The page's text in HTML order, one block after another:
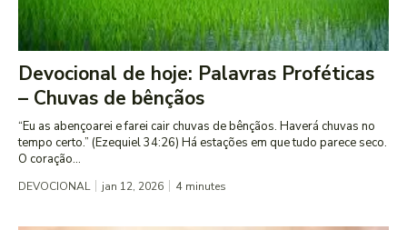
Devocional de hoje: Palavras Proféticas
– Chuvas de bênçãos
“Eu as abençoarei e farei cair chuvas de bênçãos. Haverá chuvas no
tempo certo.” (Ezequiel 34:26) Há estações em que tudo parece seco.
O coração...
DEVOCIONAL jan 12, 2026 4 minutes